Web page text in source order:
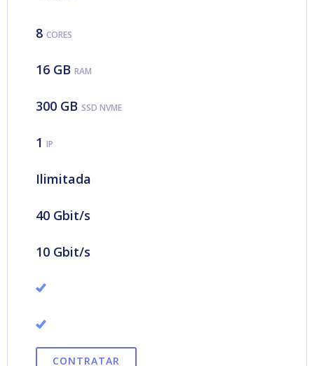
8 CORES
16 GB RAM
300 GB SSD NVME
1 IP
Ilimitada
40 Gbit/s
10 Gbit/s
CONTRATAR